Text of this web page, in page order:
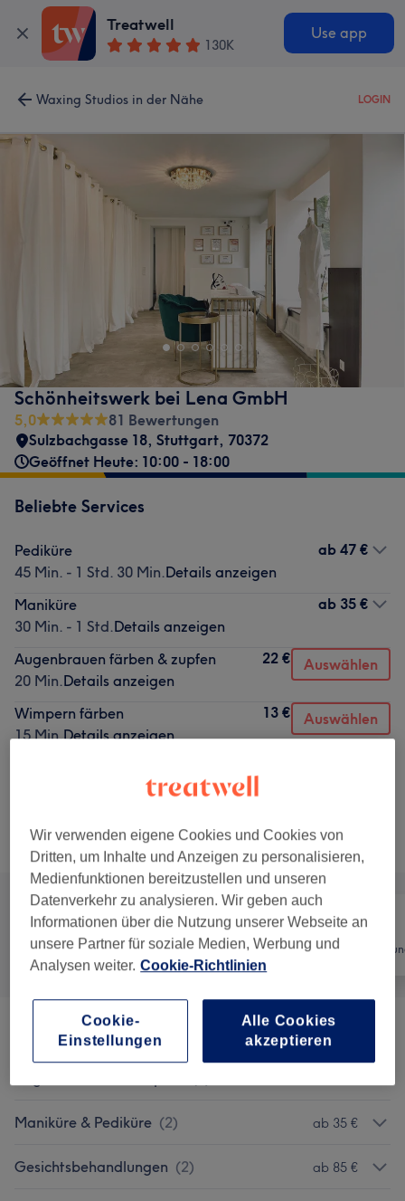
Treatwell
130K
Use app
Waxing Studios in der Nähe LOGIN
Schönheitswerk bei Lena GmbH
5,0
81 Bewertungen
Sulzbachgasse 18, Stuttgart, 70372
Geöffnet Heute: 10:00 - 18:00
Beliebte Services
Pediküre
45 Min. - 1 Std. 30 Min.Details anzeigen
ab 47 €
Maniküre
30 Min. - 1 Std.Details anzeigen
ab 35 €
Augenbrauen färben & zupfen
20 Min.Details anzeigen
22 € Auswählen
Wimpern färben
15 Min.Details anzeigen
13 € Auswählen
Details anzeigen
Alle Services
Alle Nägel
Herren Waxing (14) ab 12 €
Maniküre & Pediküre (2) ab 35 €
Gesichtsbehandlungen (2) ab 85 €
Wir verwenden eigene Cookies und Cookies von
Dritten, um Inhalte und Anzeigen zu personalisieren,
Medienfunktionen bereitzustellen und unseren
Datenverkehr zu analysieren. Wir geben auch
Informationen über die Nutzung unserer Webseite an
unsere Partner für soziale Medien, Werbung und
Analysen weiter. Cookie-Richtlinien
Cookie-
Einstellungen
Alle Cookies
akzeptieren